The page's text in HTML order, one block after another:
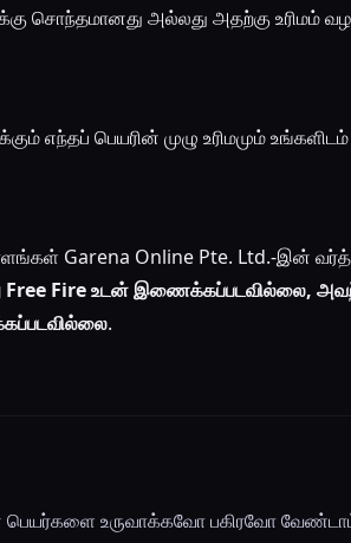
சொந்தமானது அல்லது அதற்கு உரிமம்
எந்தப் பெயரின் முழு உரிமமும்
Garena Online Pte. Ltd.-இன்
Free Fire உடன் இணைக்கப்படவில்லை,
.
பெயர்களை உருவாக்கவோ பகிரவோ